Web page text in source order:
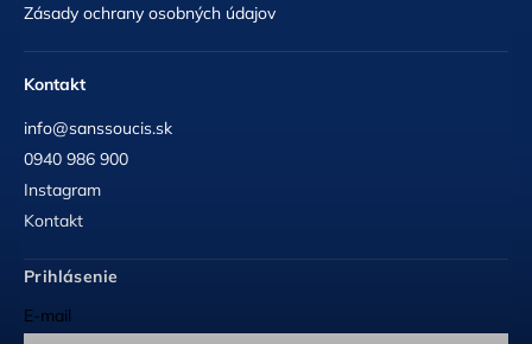
Zásady ochrany osobných údajov
Kontakt
info@sanssoucis.sk
0940 986 900
Instagram
Kontakt
Prihlásenie
E-mail